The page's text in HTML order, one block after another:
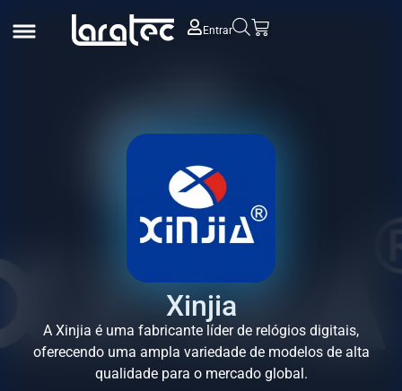
Entrar
Xinjia
A Xinjia é uma fabricante líder de relógios digitais,
oferecendo uma ampla variedade de modelos de alta
qualidade para o mercado global.